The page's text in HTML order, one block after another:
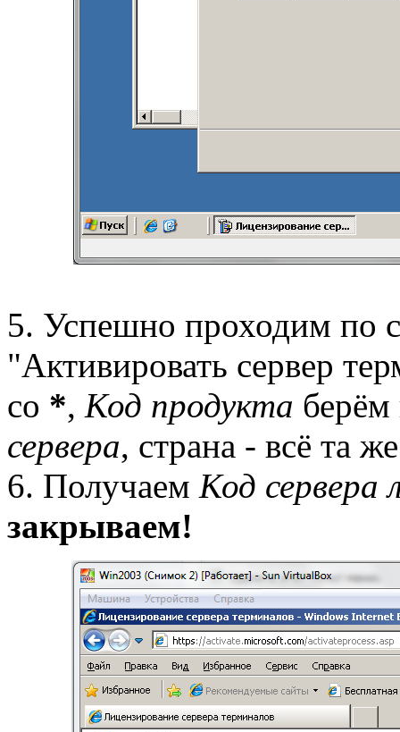
5. Успешно проходим по
"Активировать сервер
со *, Код продукта
сервера, страна - всё та
6. Получаем Код сервера
закрываем!